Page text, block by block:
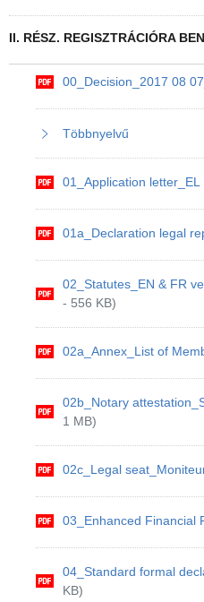
II. RÉSZ. REGISZTRÁCIÓRA
00_Decision_2017 08
Többnyelvű
01_Application letter_EL
01a_Declaration legal
02_Statutes_EN & FR
- 556 KB)
02a_Annex_List of
02b_Notary
1 MB)
02c_Legal
03_Enhanced Financial
04_Standard formal
KB)